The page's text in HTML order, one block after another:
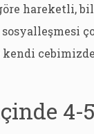
hareketli,
kendi
4-